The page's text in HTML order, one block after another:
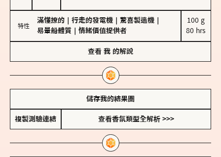
特性
滿懂撩的 行走的發電機 驚喜製造機
易暈船體質
情緒價值提供者
100 g
80 hrs
查看 我 的解說
儲存我的結果圖
複製測驗連結 查看香氛類型全解析 >>>